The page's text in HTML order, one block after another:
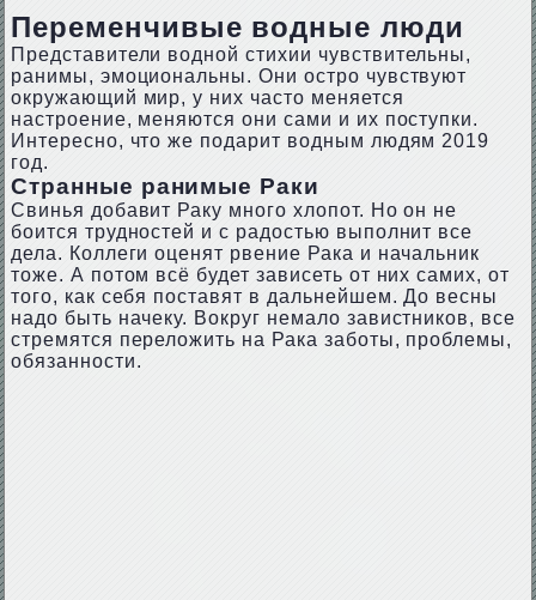
Переменчивые водные люди
Представители водной стихии чувствительны,
ранимы, эмоциональны. Они остро чувствуют
окружающий мир, у них часто меняется
настроение, меняются они сами и их поступки.
Интересно, что же подарит водным людям 2019
год.
Странные ранимые Раки
Свинья добавит Раку много хлопот. Но он не
боится трудностей и с радостью выполнит все
дела. Коллеги оценят рвение Рака и начальник
тоже. А потом всё будет зависеть от них самих, от
того, как себя поставят в дальнейшем. До весны
надо быть начеку. Вокруг немало завистников, все
стремятся переложить на Рака заботы, проблемы,
обязанности.